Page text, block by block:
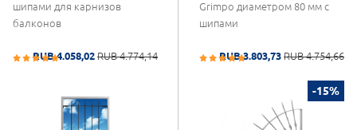
шипами для карнизов
балконов
RUB 4.058,02 RUB 4.774,14
Grimpo диаметром 80 мм с
шипами
RUB 3.803,73 RUB 4.754,66
-15%